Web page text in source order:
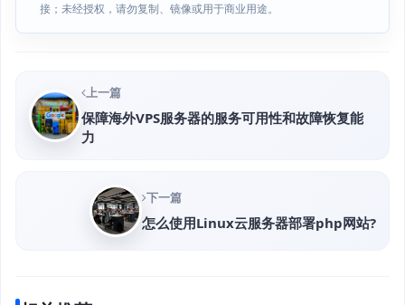
接；未经授权，请勿复制、镜像或用于商业用途。
上一篇
保障海外VPS服务器的服务可用性和故障恢复能
力
下一篇
怎么使用Linux云服务器部署php网站?